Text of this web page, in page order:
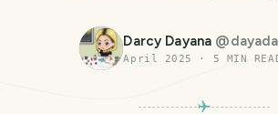
Darcy Dayana @
April 2025 · 5 MIN